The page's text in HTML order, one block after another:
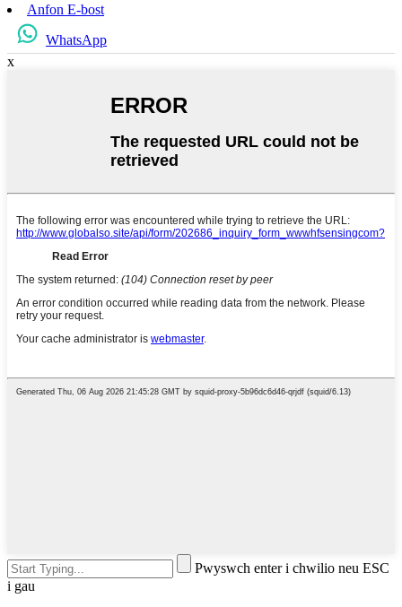
Anfon E-bost
WhatsApp
x
Pwyswch enter i chwilio neu ESC
i gau